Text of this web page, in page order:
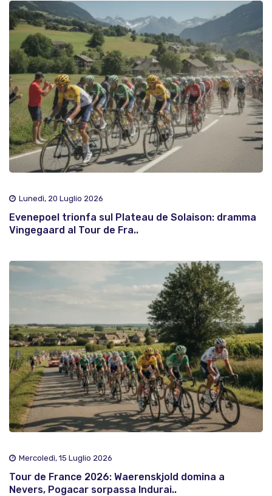
Lunedì, 20 Luglio 2026
Evenepoel trionfa sul Plateau de Solaison: dramma
Vingegaard al Tour de Fra..
Mercoledì, 15 Luglio 2026
Tour de France 2026: Waerenskjold domina a
Nevers, Pogacar sorpassa Indurai..